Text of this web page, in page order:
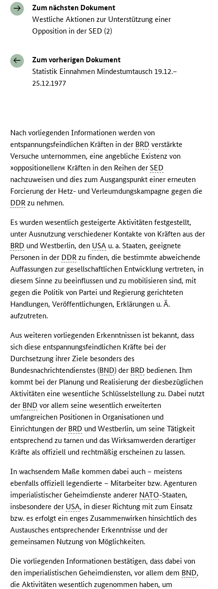
Zum nächsten Dokument
Westliche Aktionen zur Unterstützung einer
Opposition in der SED (2)
Zum vorherigen Dokument
Statistik Einnahmen Mindestumtausch 19.12.–
25.12.1977
Nach vorliegenden Informationen werden von
entspannungsfeindlichen Kräften in der BRD verstärkte
Versuche unternommen, eine angebliche Existenz von
»oppositionellen« Kräften in den Reihen derSED
nachzuweisen und dies zum Ausgangspunkt einer erneuten
Forcierung der Hetz- und Verleumdungskampagne gegen die
DDR zu nehmen.
Es wurden wesentlich gesteigerte Aktivitäten festgestellt,
unter Ausnutzung verschiedener Kontakte von Kräften aus der
BRD und Westberlin, den USA u. a. Staaten, geeignete
Personen in der DDR zu finden, die bestimmte abweichende
Auffassungen zur gesellschaftlichen Entwicklung vertreten, in
diesem Sinne zu beeinflussen und zu mobilisieren sind, mit
gegen die Politik von Partei und Regierung gerichteten
Handlungen, Veröffentlichungen, Erklärungen u. Ä.
aufzutreten.
Aus weiteren vorliegenden Erkenntnissen ist bekannt, dass
sich diese entspannungsfeindlichen Kräfte bei der
Durchsetzung ihrer Ziele besonders des
Bundesnachrichtendienstes (BND) der BRD bedienen. Ihm
kommt bei der Planung und Realisierung der diesbezüglichen
Aktivitäten eine wesentliche Schlüsselstellung zu. Dabei nutzt
der BND vor allem seine wesentlich erweiterten
umfangreichen Positionen in Organisationen und
Einrichtungen der BRD und Westberlin, um seine Tätigkeit
entsprechend zu tarnen und das Wirksamwerden derartiger
Kräfte als offiziell und rechtmäßig erscheinen zu lassen.
In wachsendem Maße kommen dabei auch – meistens
ebenfalls offiziell legendierte – Mitarbeiter bzw. Agenturen
imperialistischer Geheimdienste anderer NATO-Staaten,
insbesondere der USA, in dieser Richtung mit zum Einsatz
bzw. es erfolgt ein enges Zusammenwirken hinsichtlich des
Austausches entsprechender Erkenntnisse und der
gemeinsamen Nutzung von Möglichkeiten.
Die vorliegenden Informationen bestätigen, dass dabei von
den imperialistischen Geheimdiensten, vor allem dem BND,
die Aktivitäten wesentlich zugenommen haben, um